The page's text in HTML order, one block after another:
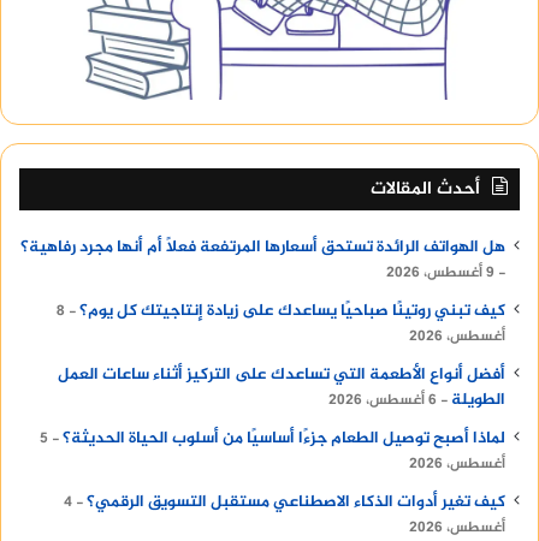
أحدث المقالات
هل الهواتف الرائدة تستحق أسعارها المرتفعة فعلًا أم أنها مجرد رفاهية؟
9 أغسطس، 2026
كيف تبني روتينًا صباحيًا يساعدك على زيادة إنتاجيتك كل يوم؟
8
أغسطس، 2026
أفضل أنواع الأطعمة التي تساعدك على التركيز أثناء ساعات العمل
الطويلة
6 أغسطس، 2026
لماذا أصبح توصيل الطعام جزءًا أساسيًا من أسلوب الحياة الحديثة؟
5
أغسطس، 2026
كيف تغير أدوات الذكاء الاصطناعي مستقبل التسويق الرقمي؟ 4
أغسطس، 2026